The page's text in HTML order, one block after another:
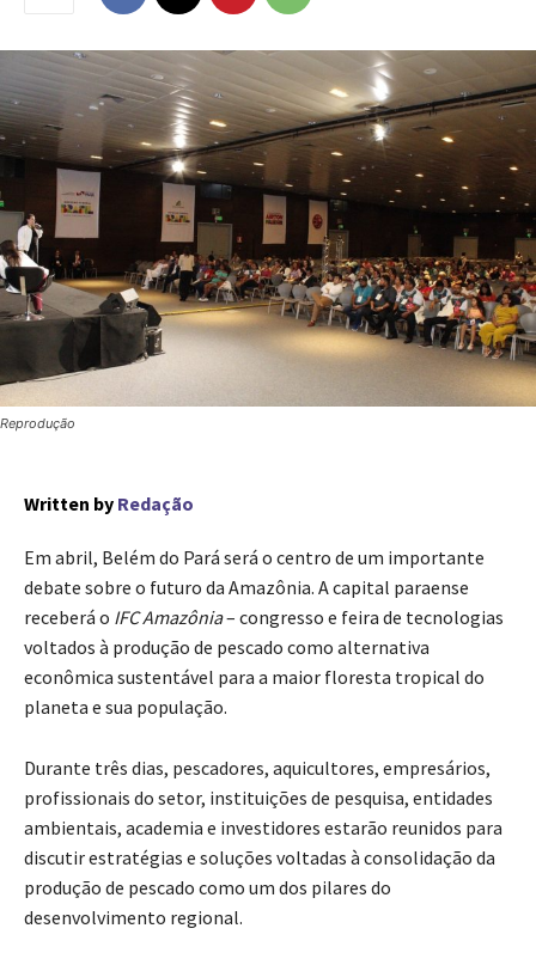
Reprodução
Written by Redação
Em abril, Belém do Pará será o centro de um importante
debate sobre o futuro da Amazônia. A capital paraense
receberá o IFC Amazônia– congresso e feira de tecnologias
voltados à produção de pescado como alternativa
econômica sustentável para a maior floresta tropical do
planeta e sua população.
Durante três dias, pescadores, aquicultores, empresários,
profissionais do setor, instituições de pesquisa, entidades
ambientais, academia e investidores estarão reunidos para
discutir estratégias e soluções voltadas à consolidação da
produção de pescado como um dos pilares do
desenvolvimento regional.